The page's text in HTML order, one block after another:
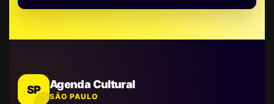
SP Agenda Cultural
SÃO PAULO